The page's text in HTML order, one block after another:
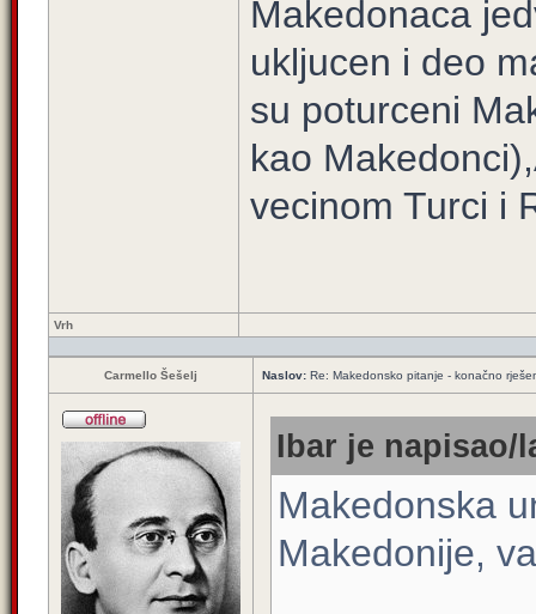
Makedonaca
ukljucen i deo
su poturceni
kao
vecinom Turci i
Vrh
Carmello Šešelj Naslov: Re: Makedonsko pitanje - konačno
Ibar je napisao/
Makedonska
Makedonije,